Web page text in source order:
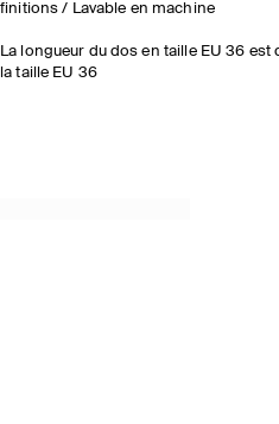
finitions / Lavable en machine
La longueur du dos en taille EU 36
la taille EU 36